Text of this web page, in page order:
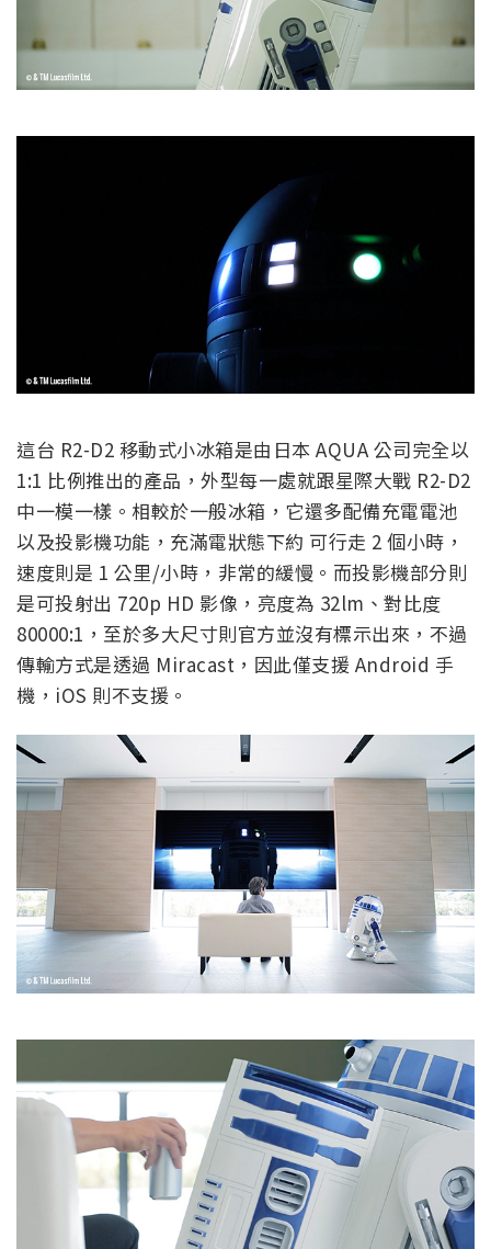
這台 R2-D2 移動式小冰箱是由日本 AQUA 公司完全以
1:1 比例推出的產品，外型每一處就跟星際大戰 R2-D2
中一模一樣。相較於一般冰箱，它還多配備充電電池
以及投影機功能，充滿電狀態下約 可行走 2 個小時，
速度則是 1 公里/小時，非常的緩慢。而投影機部分則
是可投射出 720p HD 影像，亮度為 32lm、對比度
80000:1，至於多大尺寸則官方並沒有標示出來，不過
傳輸方式是透過 Miracast，因此僅支援 Android 手
機，iOS 則不支援。